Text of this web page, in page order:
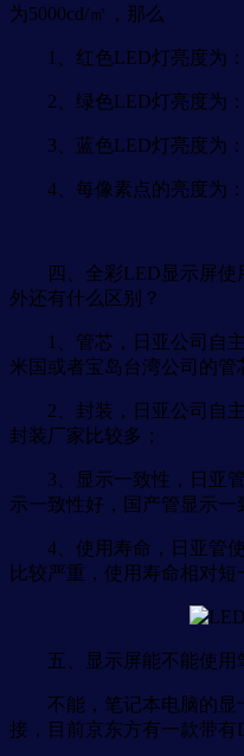
为5000cd/㎡，那么
1、红色LED灯亮度为：
2、绿色LED灯亮度为：
3、蓝色LED灯亮度为：
4、每像素点的亮度为：
四、全彩LED显示屏使
外还有什么区别？
1、管芯，日亚公司自主
米国或者宝岛台湾公司的管
2、封装，日亚公司自主
封装厂家比较多；
3、显示一致性，日亚管
示一致性好，国产管显示一
4、使用寿命，日亚管使
比较严重，使用寿命相对短
五、显示屏能不能使用
不能，笔记本电脑的显
接，目前京东方有一款带有